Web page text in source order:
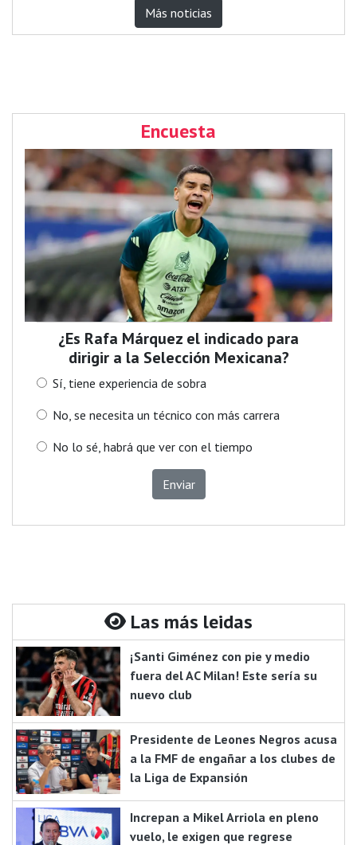
Más noticias
Encuesta
¿Es Rafa Márquez el indicado para
dirigir a la Selección Mexicana?
Sí, tiene experiencia de sobra
No, se necesita un técnico con más carrera
No lo sé, habrá que ver con el tiempo
Enviar
Las más leidas
¡Santi Giménez con pie y medio
fuera del AC Milan! Este sería su
nuevo club
Presidente de Leones Negros acusa
a la FMF de engañar a los clubes de
la Liga de Expansión
Increpan a Mikel Arriola en pleno
vuelo, le exigen que regrese